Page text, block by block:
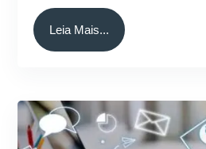
Leia Mais...